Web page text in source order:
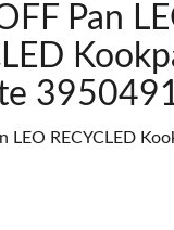
Pan
LEO RECYCLED